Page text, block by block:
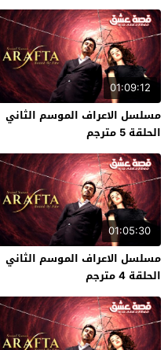
01:09:12
مسلسل الاعراف الموسم الثاني
الحلقة 5 مترجم
01:05:30
مسلسل الاعراف الموسم الثاني
الحلقة 4 مترجم